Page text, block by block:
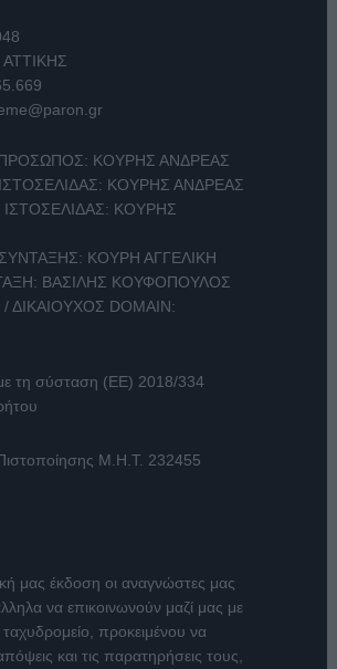
ΚΟΥΡΗΣ ΑΝΔΡΕΑΣ
ΚΟΥΡΗΣ ΑΝΔΡΕΑΣ
ΙΣΤΟΣΕΛΙΔΑΣ: ΚΟΥΡΗΣ
ΚΟΥΡΗ ΑΓΓΕΛΙΚΗ
ΒΑΣΙΛΗΣ ΚΟΥΦΟΠΟΥΛΟΣ
/ ΔΙΚΑΙΟΥΧΟΣ DOMAIN:
τη σύσταση (ΕΕ) 2018/334
Μ.Η.Τ. 232455
μας έκδοση οι αναγνώστες μας
να επικοινωνούν μαζί μας με
ταχυδρομείο, προκειμένου να
και τις παρατηρήσεις τους,